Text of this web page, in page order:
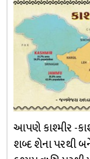
આપણે કાશ્મીર -
શબ્દ શેના પરથી